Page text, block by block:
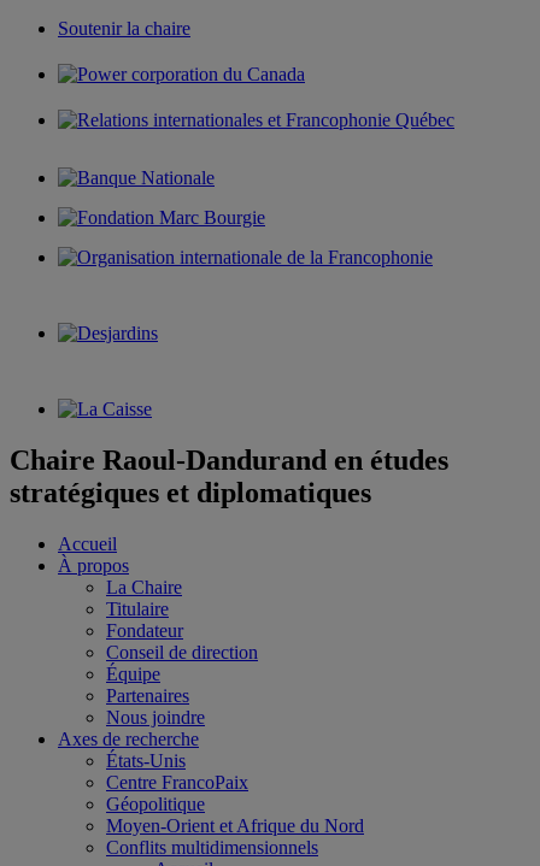
Soutenir la chaire
Chaire Raoul-Dandurand en études
stratégiques et diplomatiques
Accueil
À propos
La Chaire
Titulaire
Fondateur
Conseil de direction
Équipe
Partenaires
Nous joindre
Axes de recherche
États-Unis
Centre FrancoPaix
Géopolitique
Moyen-Orient et Afrique du Nord
Conflits multidimensionnels